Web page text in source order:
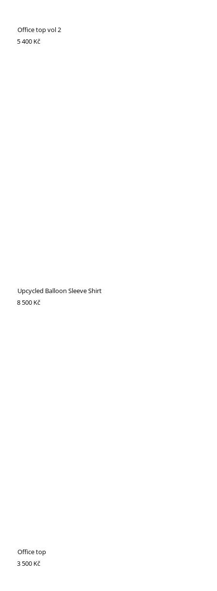
Office top vol 2
5 400 Kč
Upcycled Balloon Sleeve Shirt
8 500 Kč
Office top
3 500 Kč